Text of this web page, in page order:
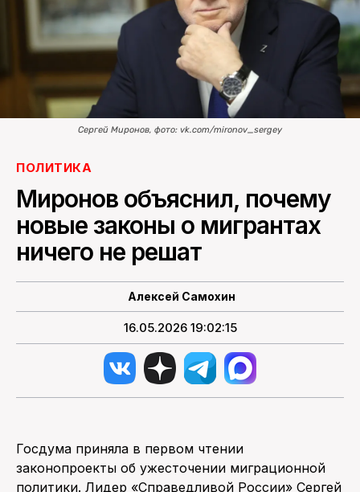
Сергей Миронов, фото: vk.com/mironov_sergey
ПОЛИТИКА
Миронов объяснил, почему
новые законы о мигрантах
ничего не решат
Алексей Самохин
16.05.2026 19:02:15
Госдума приняла в первом чтении
законопроекты об ужесточении миграционной
политики. Лидер «Справедливой России» Сергей